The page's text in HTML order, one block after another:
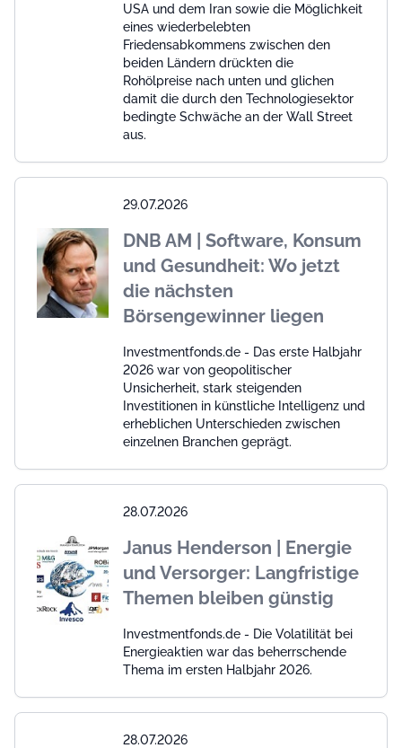
USA und dem Iran sowie die Möglichkeit
eines wiederbelebten
Friedensabkommens zwischen den
beiden Ländern drückten die
Rohölpreise nach unten und glichen
damit die durch den Technologiesektor
bedingte Schwäche an der Wall Street
aus.
29.07.2026
DNB AM | Software, Konsum
und Gesundheit: Wo jetzt
die nächsten
Börsengewinner liegen
Investmentfonds.de - Das erste Halbjahr
2026 war von geopolitischer
Unsicherheit, stark steigenden
Investitionen in künstliche Intelligenz und
erheblichen Unterschieden zwischen
einzelnen Branchen geprägt.
28.07.2026
Janus Henderson | Energie
und Versorger: Langfristige
Themen bleiben günstig
Investmentfonds.de - Die Volatilität bei
Energieaktien war das beherrschende
Thema im ersten Halbjahr 2026.
28.07.2026